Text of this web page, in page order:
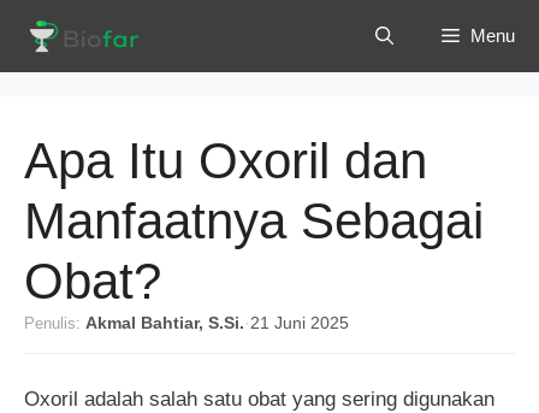
isi
Menu
Apa Itu Oxoril dan
Manfaatnya Sebagai
Obat?
Penulis: Akmal Bahtiar, S.Si. · 21 Juni 2025
Oxoril adalah salah satu obat yang sering digunakan